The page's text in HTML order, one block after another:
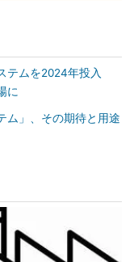
テムを2024年投入
に
ム」、その期待と用途